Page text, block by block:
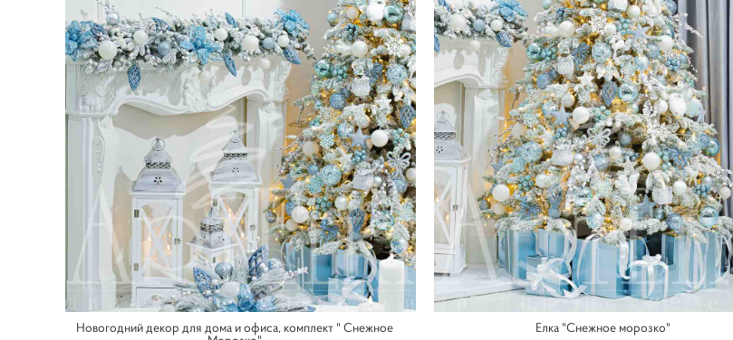
Новогодний декор для дома и офиса, комплект " Снежное
Елка "Снежное морозко"